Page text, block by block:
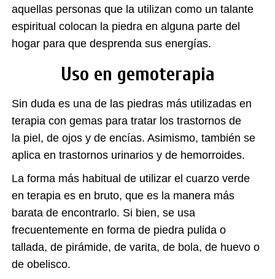
aquellas personas que la utilizan como un talante
espiritual colocan la piedra en alguna parte del
hogar para que desprenda sus energías.
Uso en gemoterapia
Sin duda es una de las piedras más utilizadas en
terapia con gemas para tratar los trastornos de
la piel, de ojos y de encías. Asimismo, también se
aplica en trastornos urinarios y de hemorroides.
La forma más habitual de utilizar el cuarzo verde
en terapia es en bruto, que es la manera más
barata de encontrarlo. Si bien, se usa
frecuentemente en forma de piedra pulida o
tallada, de pirámide, de varita, de bola, de huevo o
de obelisco.